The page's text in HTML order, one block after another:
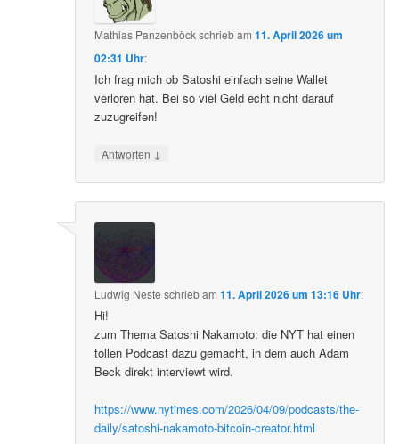
Mathias Panzenböckschriebam11. April 2026 um
02:31 Uhr:
Ich frag mich ob Satoshi einfach seine Wallet
verloren hat. Bei so viel Geld echt nicht darauf
zuzugreifen!
Antworten ↓
Ludwig Neste schriebam11. April 2026 um 13:16 Uhr:
Hi!
zum Thema Satoshi Nakamoto: die NYT hat einen
tollen Podcast dazu gemacht, in dem auch Adam
Beck direkt interviewt wird.
https://www.nytimes.com/2026/04/09/podcasts/the-
daily/satoshi-nakamoto-bitcoin-creator.html